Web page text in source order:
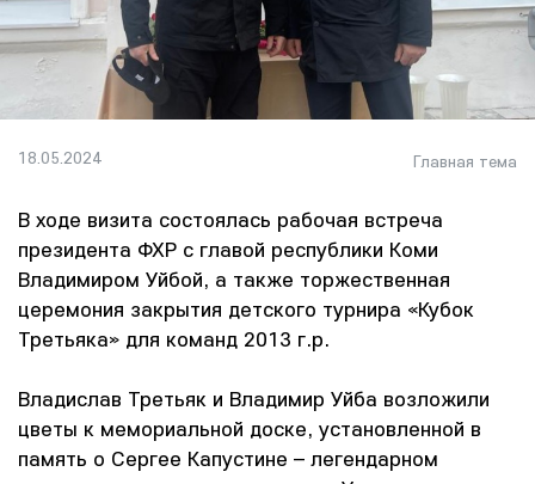
18.05.2024 Главная тема
В ходе визита состоялась рабочая встреча
президента ФХР с главой республики Коми
Владимиром Уйбой, а также торжественная
церемония закрытия детского турнира «Кубок
Третьяка» для команд 2013 г.р.
Владислав Третьяк и Владимир Уйба возложили
цветы к мемориальной доске, установленной в
память о Сергее Капустине – легендарном